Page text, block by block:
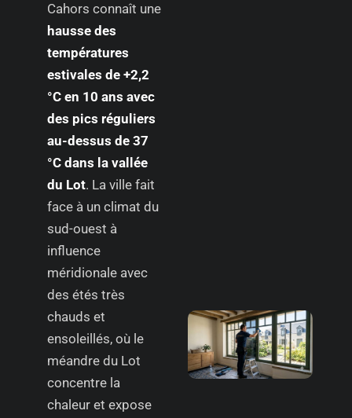
Cahors connaît une
hausse des
températures
estivales de +2,2
°C en 10 ans avec
des pics réguliers
au-dessus de 37
°C dans la vallée
du Lot. La ville fait
face à un climat du
sud-ouest à
influence
méridionale avec
des étés très
chauds et
ensoleillés, où le
méandre du Lot
concentre la
chaleur et expose